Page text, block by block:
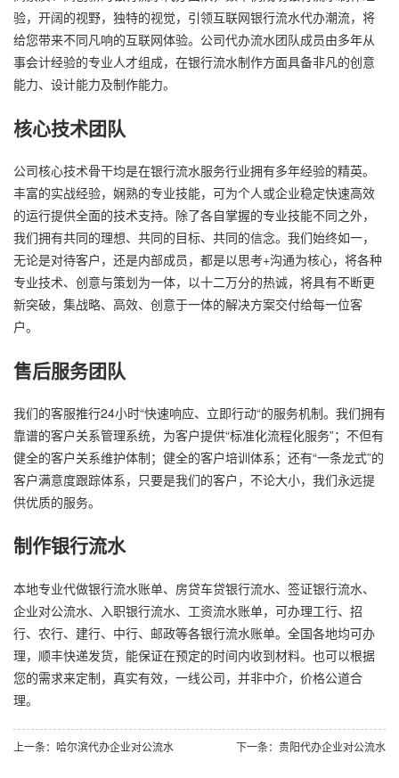
验，开阔的视野，独特的视觉，引领互联网银行流水代办潮流，将
给您带来不同凡响的互联网体验。公司代办流水团队成员由多年从
事会计经验的专业人才组成，在银行流水制作方面具备非凡的创意
能力、设计能力及制作能力。
核心技术团队
公司核心技术骨干均是在银行流水服务行业拥有多年经验的精英。
丰富的实战经验，娴熟的专业技能，可为个人或企业稳定快速高效
的运行提供全面的技术支持。除了各自掌握的专业技能不同之外，
我们拥有共同的理想、共同的目标、共同的信念。我们始终如一，
无论是对待客户，还是内部成员，都是以思考+沟通为核心，将各种
专业技术、创意与策划为一体，以十二万分的热诚，将具有不断更
新突破，集战略、高效、创意于一体的解决方案交付给每一位客
户。
售后服务团队
我们的客服推行24小时“快速响应、立即行动“的服务机制。我们拥有
靠谱的客户关系管理系统，为客户提供“标准化流程化服务”；不但有
健全的客户关系维护体制；健全的客户培训体系；还有“一条龙式”的
客户满意度跟踪体系，只要是我们的客户，不论大小，我们永远提
供优质的服务。
制作银行流水
本地专业代做银行流水账单、房贷车贷银行流水、签证银行流水、
企业对公流水、入职银行流水、工资流水账单，可办理工行、招
行、农行、建行、中行、邮政等各银行流水账单。全国各地均可办
理，顺丰快递发货，能保证在预定的时间内收到材料。也可以根据
您的需求来定制，真实有效，一线公司，并非中介，价格公道合
理。
上一条：哈尔滨代办企业对公流水 下一条：贵阳代办企业对公流水